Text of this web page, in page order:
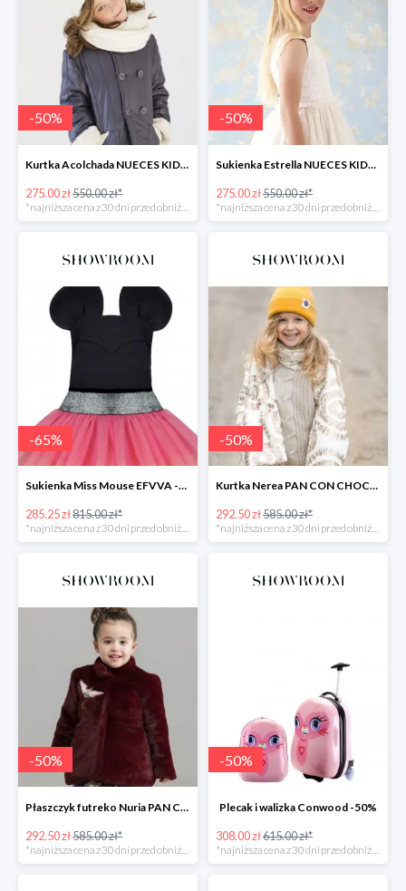
-50%
Kurtka Acolchada NUECES KIDS -50%
275.00 zł550.00 zł*
*najniższa cena z 30 dni przed obniżką
-50%
Sukienka Estrella NUECES KIDS -50%
275.00 zł550.00 zł*
*najniższa cena z 30 dni przed obniżką
-65%
Sukienka Miss Mouse EFVVA -65%
285.25 zł815.00 zł*
*najniższa cena z 30 dni przed obniżką
-50%
Kurtka Nerea PAN CON CHOCOLATE -50%
292.50 zł585.00 zł*
*najniższa cena z 30 dni przed obniżką
-50%
Płaszczyk futreko Nuria PAN CON CHOCOLATE
292.50 zł585.00 zł*
-50%
Plecak i walizka Conwood -50%
308.00 zł615.00 zł*